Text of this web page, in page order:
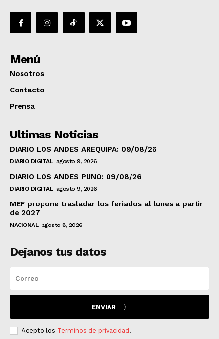
Menú
Nosotros
Contacto
Prensa
Ultimas Noticias
DIARIO LOS ANDES AREQUIPA: 09/08/26
DIARIO DIGITAL agosto 9, 2026
DIARIO LOS ANDES PUNO: 09/08/26
DIARIO DIGITAL agosto 9, 2026
MEF propone trasladar los feriados al lunes a partir
de 2027
NACIONAL agosto 8, 2026
Dejanos tus datos
ENVIAR
Acepto los Terminos de privacidad.